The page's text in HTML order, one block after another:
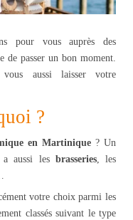
pour vous auprès des
de passer un bon moment.
aussi laisser votre
?
en Martinique ? Un
aussi les brasseries, les
votre choix parmi les
classés suivant le type